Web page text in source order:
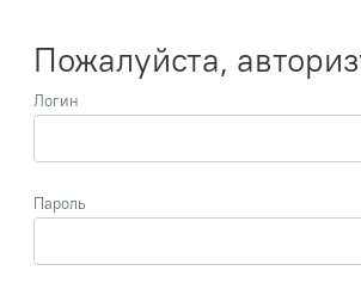
Пожалуйста,
Логин
Пароль